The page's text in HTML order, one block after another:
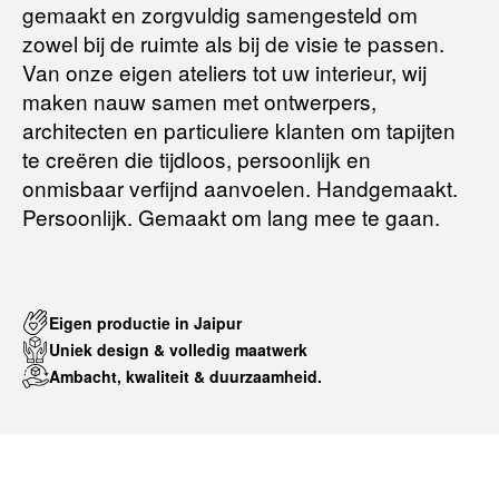
Voor meer informatie kunt u terecht op:
Terugbetalingsbeleid
gemaakt en zorgvuldig samengesteld om
zowel bij de ruimte als bij de visie te passen.
Van onze eigen ateliers tot uw interieur, wij
maken nauw samen met ontwerpers,
architecten en particuliere klanten om tapijten
te creëren die tijdloos, persoonlijk en
onmisbaar verfijnd aanvoelen. Handgemaakt.
Persoonlijk. Gemaakt om lang mee te gaan.
Eigen productie in Jaipur
Uniek design & volledig maatwerk
Ambacht, kwaliteit & duurzaamheid.